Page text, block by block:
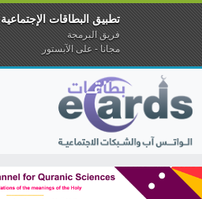
تطبيق البطاقات الإجتماعية
فريق البرمجة
مجانا - على الآبستور